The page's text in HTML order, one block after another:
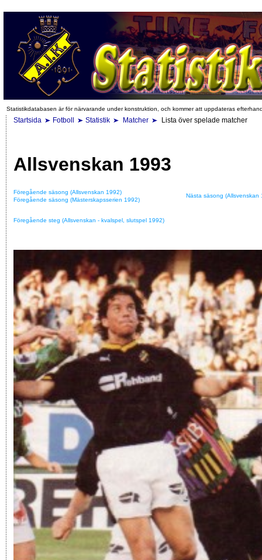
Statistikdatabasen är för närvarande under konstruktion, och kommer att uppdateras
Startsida Fotboll Statistik Matcher Lista över spelade matcher
Allsvenskan 1993
Föregående säsong (Allsvenskan 1992)
Föregående säsong (Mästerskapsserien 1992)
Nästa säsong (Allsvenskan
Föregående steg (Allsvenskan - kvalspel, slutspel 1992)